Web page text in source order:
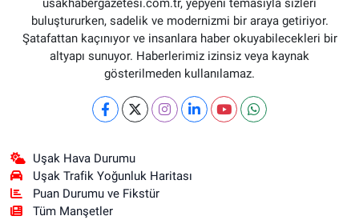
buluştururken, sadelik ve modernizmi bir araya getiriyor.
Şatafattan kaçınıyor ve insanlara haber okuyabilecekleri bir
altyapı sunuyor. Haberlerimiz izinsiz veya kaynak
gösterilmeden kullanılamaz.
Uşak Hava Durumu
Uşak Trafik Yoğunluk Haritası
Puan Durumu ve Fikstür
Tüm Manşetler